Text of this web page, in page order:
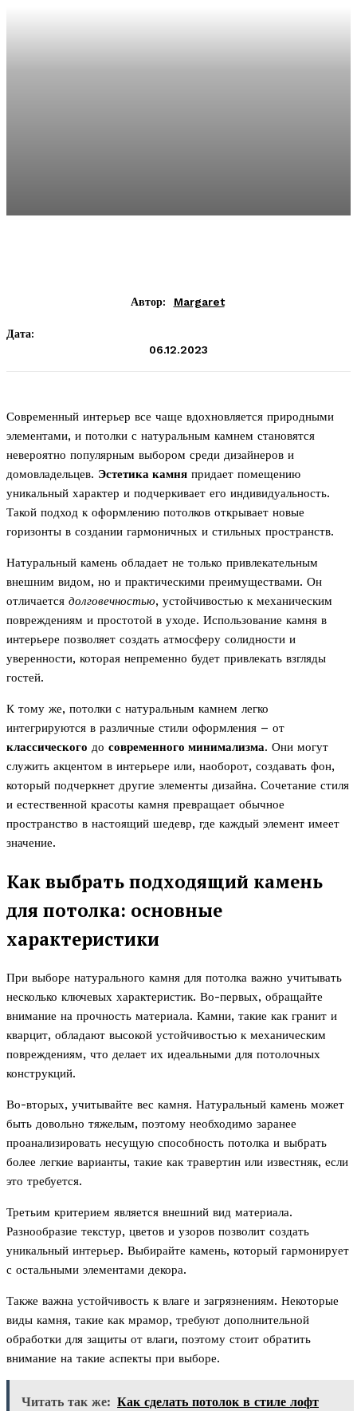
Автор: Margaret
Дата:
06.12.2023
Современный интерьер все чаще вдохновляется природными
элементами, и потолки с натуральным камнем становятся
невероятно популярным выбором среди дизайнеров и
домовладельцев. Эстетика камня придает помещению
уникальный характер и подчеркивает его индивидуальность.
Такой подход к оформлению потолков открывает новые
горизонты в создании гармоничных и стильных пространств.
Натуральный камень обладает не только привлекательным
внешним видом, но и практическими преимуществами. Он
отличается долговечностью, устойчивостью к механическим
повреждениям и простотой в уходе. Использование камня в
интерьере позволяет создать атмосферу солидности и
уверенности, которая непременно будет привлекать взгляды
гостей.
К тому же, потолки с натуральным камнем легко
интегрируются в различные стили оформления – от
классического до современного минимализма. Они могут
служить акцентом в интерьере или, наоборот, создавать фон,
который подчеркнет другие элементы дизайна. Сочетание стиля
и естественной красоты камня превращает обычное
пространство в настоящий шедевр, где каждый элемент имеет
значение.
Как выбрать подходящий камень
для потолка: основные
характеристики
При выборе натурального камня для потолка важно учитывать
несколько ключевых характеристик. Во-первых, обращайте
внимание на прочность материала. Камни, такие как гранит и
кварцит, обладают высокой устойчивостью к механическим
повреждениям, что делает их идеальными для потолочных
конструкций.
Во-вторых, учитывайте вес камня. Натуральный камень может
быть довольно тяжелым, поэтому необходимо заранее
проанализировать несущую способность потолка и выбрать
более легкие варианты, такие как травертин или известняк, если
это требуется.
Третьим критерием является внешний вид материала.
Разнообразие текстур, цветов и узоров позволит создать
уникальный интерьер. Выбирайте камень, который гармонирует
с остальными элементами декора.
Также важна устойчивость к влаге и загрязнениям. Некоторые
виды камня, такие как мрамор, требуют дополнительной
обработки для защиты от влаги, поэтому стоит обратить
внимание на такие аспекты при выборе.
Читать так же: Как сделать потолок в стиле лофт